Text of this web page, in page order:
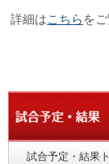
詳細はこちら を
試合予定・結果